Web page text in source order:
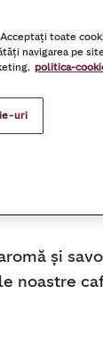
și
noastre
toate
navigarea pe
politica-
uri